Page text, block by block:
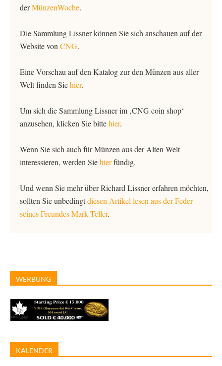
derMünzenWoche.
Die Sammlung Lissner können Sie sich anschauen auf der
Website von CNG.
Eine Vorschau auf den Katalog zur den Münzen aus aller
Welt finden Siehier.
Um sich die Sammlung Lissner im ‚CNG coin shop‘
anzusehen, klicken Sie bittehier.
Wenn Sie sich auch für Münzen aus der Alten Welt
interessieren, werden Siehierfündig.
Und wenn Sie mehr über Richard Lissner erfahren möchten,
sollten Sie unbedingtdiesen Artikel lesen aus der Feder
seines Freundes Mark Teller.
WERBUNG
KALENDER